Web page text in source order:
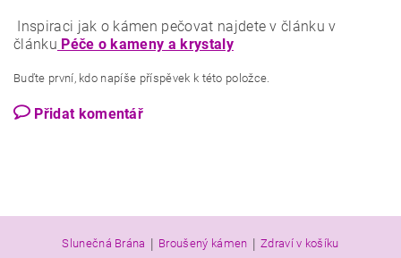
Inspiraci jak o kámen pečovat najdete v článku v
článku Péče o kameny a krystaly
Buďte první, kdo napíše příspěvek k této položce.
Přidat komentář
Slunečná Brána | Broušený kámen | Zdraví v košíku